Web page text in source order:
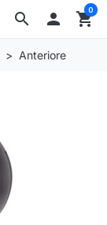
search  shopping_cart
0
Anteriore